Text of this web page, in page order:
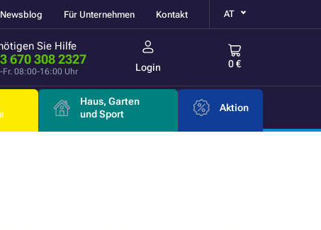
Newsblog Für Unternehmen Kontakt AT
Sie Hilfe
670 308 2327
Fr. 08:00-16:00 Uhr Login 0 €
Haus, Garten
und Sport
Aktion